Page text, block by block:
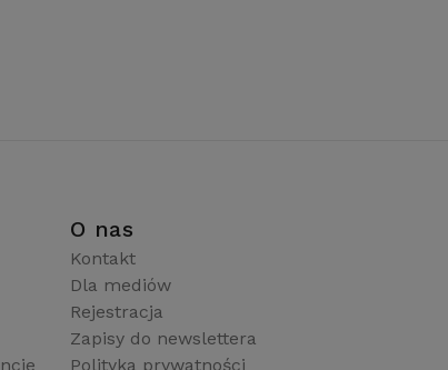
O nas
Kontakt
Dla mediów
Rejestracja
Zapisy do newslettera
Polityka prywatności